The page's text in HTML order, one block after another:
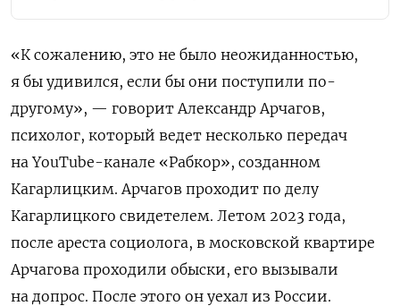
«К сожалению, это не было неожиданностью,
я бы удивился, если бы они поступили по-
другому», — говорит Александр Арчагов,
психолог, который ведет несколько передач
на YouTube-канале «Рабкор», созданном
Кагарлицким. Арчагов проходит по делу
Кагарлицкого свидетелем. Летом 2023 года,
после ареста социолога, в московской квартире
Арчагова проходили обыски, его вызывали
на допрос. После этого он уехал из России.